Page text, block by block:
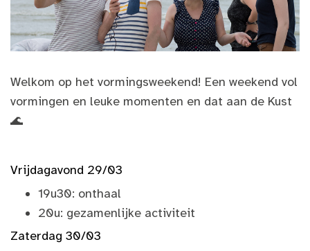
Welkom op het vormingsweekend! Een weekend vol
vormingen en leuke momenten en dat aan de Kust
🌊
Vrijdagavond 29/03
19u30: onthaal
20u: gezamenlijke activiteit
Zaterdag 30/03